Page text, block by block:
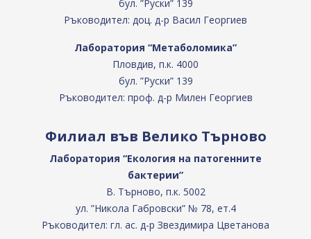
бул. ”Руски” 139
Ръководител: доц. д-р Васил Георгиев
Лаборатория “Метаболомика”
Пловдив, п.к. 4000
бул. ”Руски” 139
Ръководител: проф. д-р Милен Георгиев
Филиал във Велико Търново
Лаборатория “Екология на патогенните
бактерии”
В. Търново, п.к. 5002
ул. ”Никола Габровски” № 78, ет.4
Ръководител: гл. ас. д-р Звездимира Цветанова